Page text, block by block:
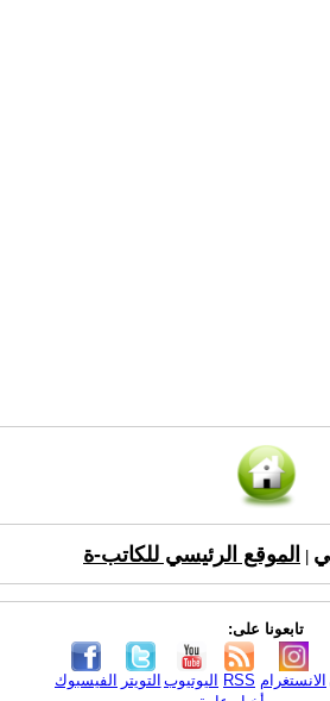
الموقع الرئيسي للكاتب-ة
تابعونا على:
الفيسبوك التويتر اليوتيوب RSS الانستغرام